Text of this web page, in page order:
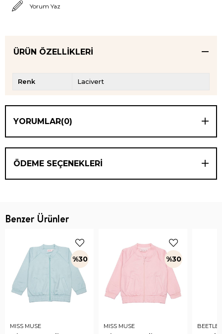
Yorum Yaz
ÜRÜN ÖZELLIKLERI
Renk Lacivert
YORUMLAR(0)
ÖDEME SEÇENEKLERI
Benzer Ürünler
MISS MUSE
%30
MISS MUSE
%30
BEETLE